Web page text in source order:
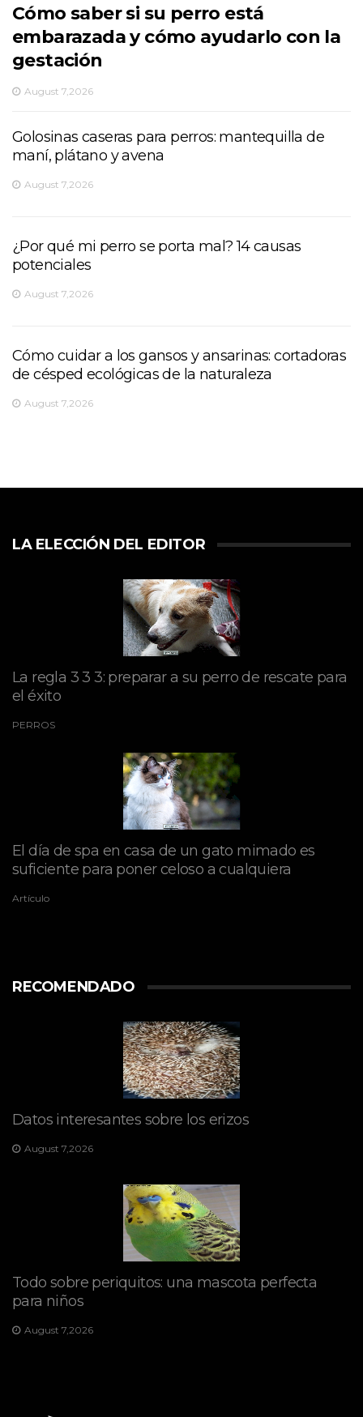
Cómo saber si su perro está
embarazada y cómo ayudarlo con la
gestación
August 7,2026
Golosinas caseras para perros: mantequilla de
maní, plátano y avena
August 7,2026
¿Por qué mi perro se porta mal? 14 causas
potenciales
August 7,2026
Cómo cuidar a los gansos y ansarinas: cortadoras
de césped ecológicas de la naturaleza
August 7,2026
LA ELECCIÓN DEL EDITOR
La regla 3 3 3: preparar a su perro de rescate para
el éxito
PERROS
El día de spa en casa de un gato mimado es
suficiente para poner celoso a cualquiera
Artículo
RECOMENDADO
Datos interesantes sobre los erizos
August 7,2026
Todo sobre periquitos: una mascota perfecta
para niños
August 7,2026